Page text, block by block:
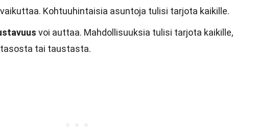
Kohtuuhintaisia asuntoja tulisi tarjota kaikille.
voi auttaa. Mahdollisuuksia tulisi tarjota kaikille,
tai taustasta.